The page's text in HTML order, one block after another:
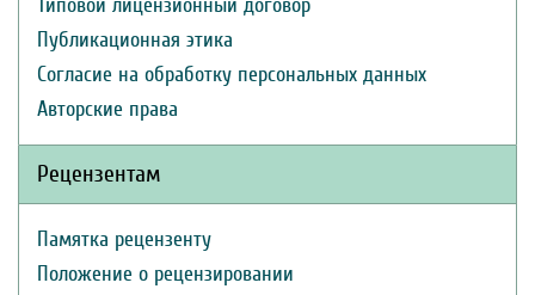
Типовой лицензионный договор
Публикационная этика
Согласие на обработку персональных данных
Авторские права
Рецензентам
Памятка рецензенту
Положение о рецензировании